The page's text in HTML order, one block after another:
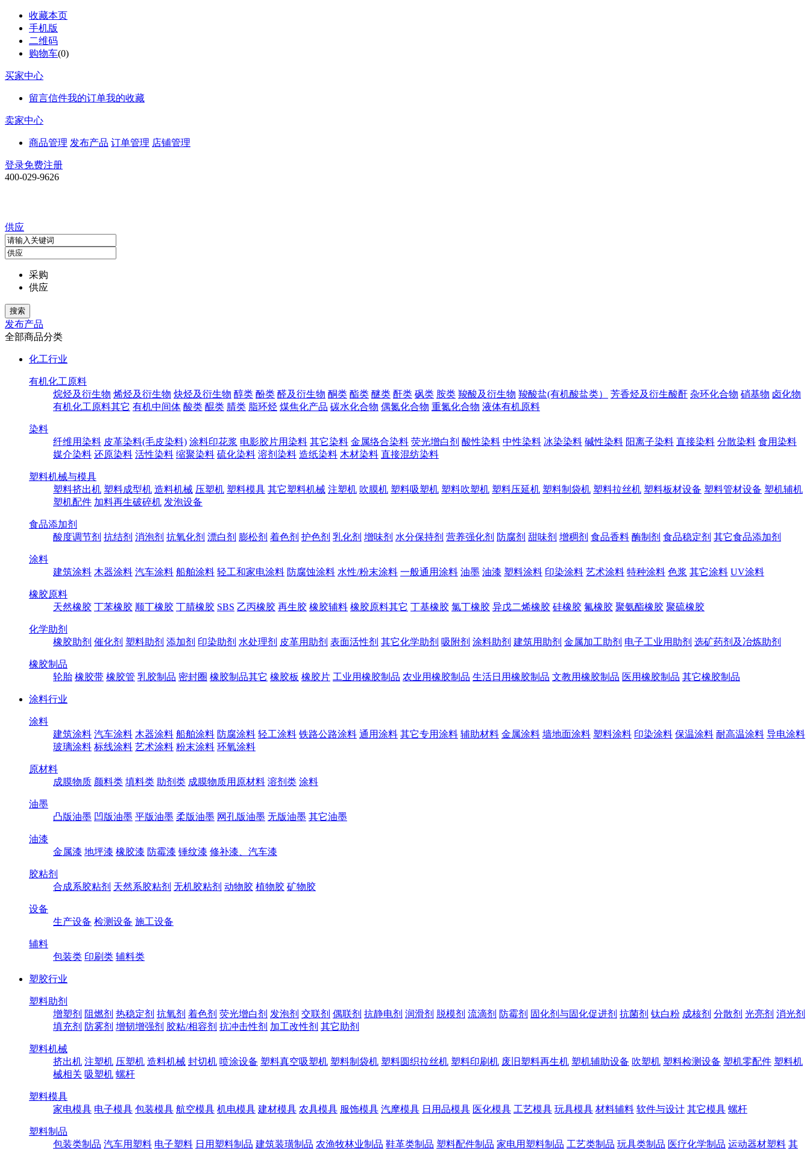
收藏本页
手机版
二维码
购物车(0)
买家中心
留言信件我的订单我的收藏
卖家中心
商品管理 发布产品 订单管理 店铺管理
登录免费注册
400-029-9626
供应
采购
供应
发布产品
全部商品分类
化工行业
有机化工原料
烷烃及衍生物 烯烃及衍生物 炔烃及衍生物 醇类 酚类 醛及衍生物 酮类 酯类 醚类 酐类 砜类 胺类 羧酸及衍生物 羧酸盐(有机酸盐类） 芳香烃及衍生酸酐 杂环化合物 硝基物 卤化物
有机化工原料其它 有机中间体 酸类 醌类 腈类 脂环烃 煤焦化产品 碳水化合物 偶氮化合物 重氮化合物 液体有机原料
染料
纤维用染料 皮革染料(毛皮染料) 涂料印花浆 电影胶片用染料 其它染料 金属络合染料 荧光增白剂 酸性染料 中性染料 冰染染料 碱性染料 阳离子染料 直接染料 分散染料 食用染料
媒介染料 还原染料 活性染料 缩聚染料 硫化染料 溶剂染料 造纸染料 木材染料 直接混纺染料
塑料机械与模具
塑料挤出机 塑料成型机 造料机械 压塑机 塑料模具 其它塑料机械 注塑机 吹膜机 塑料吸塑机 塑料吹塑机 塑料压延机 塑料制袋机 塑料拉丝机 塑料板材设备 塑料管材设备 塑机辅机
塑机配件 加料再生破碎机 发泡设备
食品添加剂
酸度调节剂 抗结剂 消泡剂 抗氧化剂 漂白剂 膨松剂 着色剂 护色剂 乳化剂 增味剂 水分保持剂 营养强化剂 防腐剂 甜味剂 增稠剂 食品香料 酶制剂 食品稳定剂 其它食品添加剂
涂料
建筑涂料 木器涂料 汽车涂料 船舶涂料 轻工和家电涂料 防腐蚀涂料 水性/粉末涂料 一般通用涂料 油墨 油漆 塑料涂料 印染涂料 艺术涂料 特种涂料 色浆 其它涂料 UV涂料
橡胶原料
天然橡胶 丁苯橡胶 顺丁橡胶 丁腈橡胶 SBS 乙丙橡胶 再生胶 橡胶辅料 橡胶原料其它 丁基橡胶 氯丁橡胶 异戊二烯橡胶 硅橡胶 氟橡胶 聚氨酯橡胶 聚硫橡胶
化学助剂
橡胶助剂 催化剂 塑料助剂 添加剂 印染助剂 水处理剂 皮革用助剂 表面活性剂 其它化学助剂 吸附剂 涂料助剂 建筑用助剂 金属加工助剂 电子工业用助剂 选矿药剂及冶炼助剂
橡胶制品
轮胎 橡胶带 橡胶管 乳胶制品 密封圈 橡胶制品其它 橡胶板 橡胶片 工业用橡胶制品 农业用橡胶制品 生活日用橡胶制品 文教用橡胶制品 医用橡胶制品 其它橡胶制品
涂料行业
涂料
建筑涂料 汽车涂料 木器涂料 船舶涂料 防腐涂料 轻工涂料 铁路公路涂料 通用涂料 其它专用涂料 辅助材料 金属涂料 墙地面涂料 塑料涂料 印染涂料 保温涂料 耐高温涂料 导电涂料
玻璃涂料 标线涂料 艺术涂料 粉末涂料 环氧涂料
原材料
成膜物质 颜料类 填料类 助剂类 成膜物质用原材料 溶剂类 涂料
油墨
凸版油墨 凹版油墨 平版油墨 柔版油墨 网孔版油墨 无版油墨 其它油墨
油漆
金属漆 地坪漆 橡胶漆 防霉漆 锤纹漆 修补漆、汽车漆
胶粘剂
合成系胶粘剂 天然系胶粘剂 无机胶粘剂 动物胶 植物胶 矿物胶
设备
生产设备 检测设备 施工设备
辅料
包装类 印刷类 辅料类
塑胶行业
塑料助剂
增塑剂 阻燃剂 热稳定剂 抗氧剂 着色剂 荧光增白剂 发泡剂 交联剂 偶联剂 抗静电剂 润滑剂 脱模剂 流滴剂 防霉剂 固化剂与固化促进剂 抗菌剂 钛白粉 成核剂 分散剂 光亮剂 消光剂
填充剂 防雾剂 增韧增强剂 胶粘/相容剂 抗冲击性剂 加工改性剂 其它助剂
塑料机械
挤出机 注塑机 压塑机 造料机械 封切机 喷涂设备 塑料真空吸塑机 塑料制袋机 塑料圆织拉丝机 塑料印刷机 废旧塑料再生机 塑机辅助设备 吹塑机 塑料检测设备 塑机零配件 塑料机
械相关 吸塑机 螺杆
塑料模具
家电模具 电子模具 包装模具 航空模具 机电模具 建材模具 农具模具 服饰模具 汽摩模具 日用品模具 医化模具 工艺模具 玩具模具 材料辅料 软件与设计 其它模具 螺杆
塑料制品
包装类制品 汽车用塑料 电子塑料 日用塑料制品 建筑装璜制品 农渔牧林业制品 鞋革类制品 塑料配件制品 家电用塑料制品 工艺类制品 玩具类制品 医疗化学制品 运动器材塑料 其